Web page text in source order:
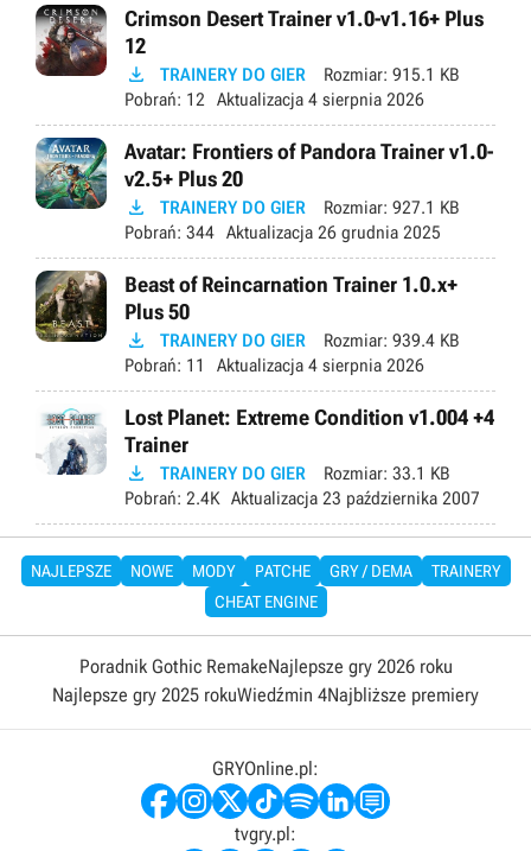
Crimson Desert Trainer v1.0-v1.16+ Plus
12
 TRAINERY DO GIER Rozmiar: 915.1 KB
Pobrań: 12 Aktualizacja 4 sierpnia 2026
Avatar: Frontiers of Pandora Trainer v1.0-
v2.5+ Plus 20
 TRAINERY DO GIER Rozmiar: 927.1 KB
Pobrań: 344 Aktualizacja 26 grudnia 2025
Beast of Reincarnation Trainer 1.0.x+
Plus 50
 TRAINERY DO GIER Rozmiar: 939.4 KB
Pobrań: 11 Aktualizacja 4 sierpnia 2026
Lost Planet: Extreme Condition v1.004 +4
Trainer
 TRAINERY DO GIER Rozmiar: 33.1 KB
Pobrań: 2.4K Aktualizacja 23 października 2007
NAJLEPSZE NOWE MODY PATCHE GRY / DEMA
TRAINERY
CHEAT ENGINE
Poradnik Gothic RemakeNajlepsze gry 2026 roku
Najlepsze gry 2025 rokuWiedźmin 4Najbliższe premiery
GRYOnline.pl:
tvgry.pl: